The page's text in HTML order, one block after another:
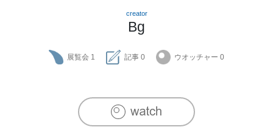
creator
Bg
展覧会 1 記事 0 ウオッチャー 0